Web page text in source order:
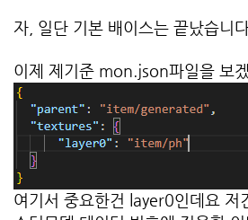
자, 일단 기본 배이스는 끝났습니
이제 제기준 mon.json파일을 보
여기서 중요한건 layer0인데요 저